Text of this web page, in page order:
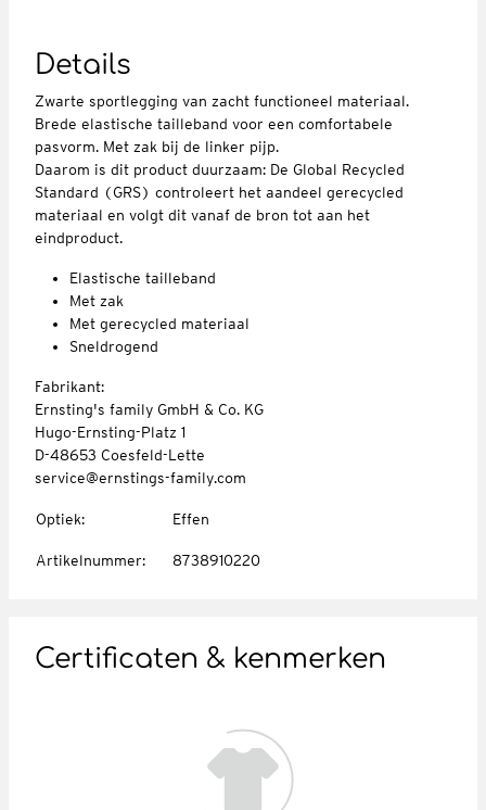
Details
Zwarte sportlegging van zacht functioneel materiaal.
Brede elastische tailleband voor een comfortabele
pasvorm. Met zak bij de linker pijp.
Daarom is dit product duurzaam: De Global Recycled
Standard (GRS) controleert het aandeel gerecycled
materiaal en volgt dit vanaf de bron tot aan het
eindproduct.
Elastische tailleband
Met zak
Met gerecycled materiaal
Sneldrogend
Fabrikant:
Ernsting's family GmbH & Co. KG
Hugo-Ernsting-Platz 1
D-48653 Coesfeld-Lette
service@ernstings-family.com
Optiek: Effen
Artikelnummer: 8738910220
Certificaten & kenmerken